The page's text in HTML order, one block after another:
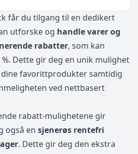
får du tilgang til en dedikert
utforske og handle varer og
rabatter, som kan
Dette gir deg en unik mulighet
favorittprodukter samtidig
ved nettbasert
rabatt-mulighetene gir
også en sjenerøs rentefri
. Dette gir deg den ekstra